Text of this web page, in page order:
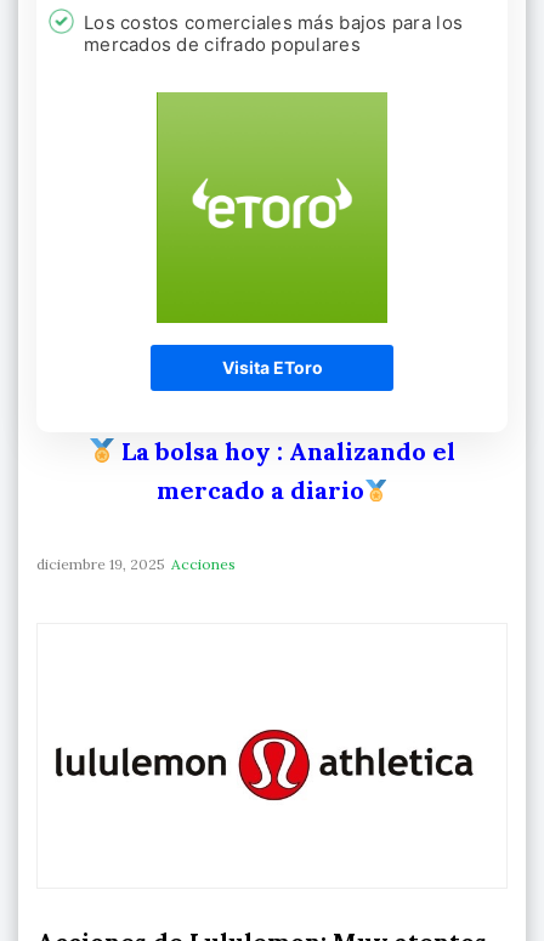
Los costos comerciales más bajos para los
mercados de cifrado populares
Visita EToro
La bolsa hoy : Analizando el
mercado a diario
diciembre 19, 2025 Acciones